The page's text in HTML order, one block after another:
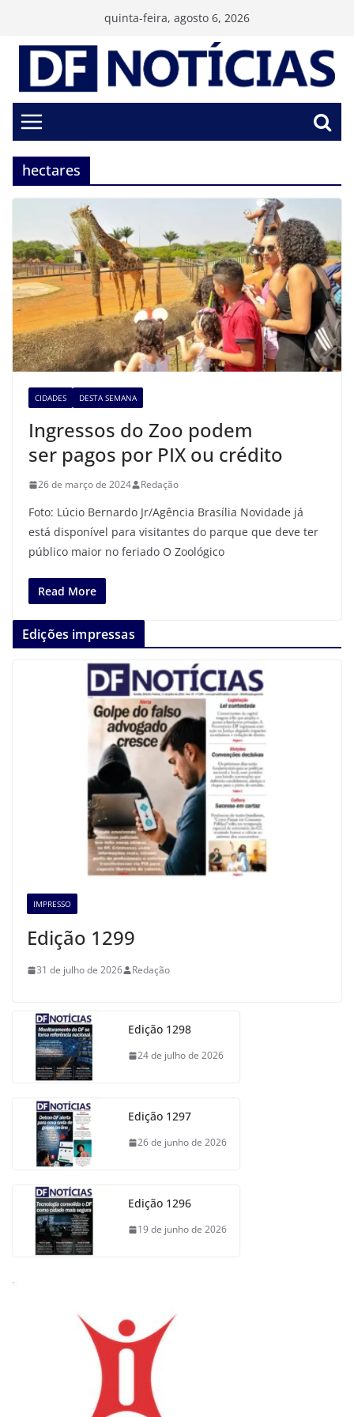
conteúdo
quinta-feira, agosto 6, 2026
hectares
CIDADES DESTA SEMANA
Ingressos do Zoo podem
ser pagos por PIX ou crédito
26 de março de 2024 Redação
Foto: Lúcio Bernardo Jr/Agência Brasília Novidade já
está disponível para visitantes do parque que deve ter
público maior no feriado O Zoológico
Read More
Edições impressas
IMPRESSO
Edição 1299
31 de julho de 2026 Redação
Edição 1298
24 de julho de 2026
Edição 1297
26 de junho de 2026
Edição 1296
19 de junho de 2026